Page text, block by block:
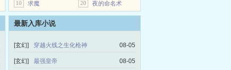
10 求魔 20 夜的命名术
最新入库小说
[玄幻] 穿越火线之生化枪神 08-05
[玄幻] 最强皇帝 08-05